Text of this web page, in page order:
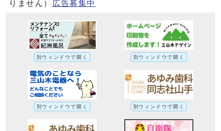
りません）
広告募集中
別ウィンドウで開く 別ウィンドウで開く
別ウィンドウで開く 別ウィンドウで開く